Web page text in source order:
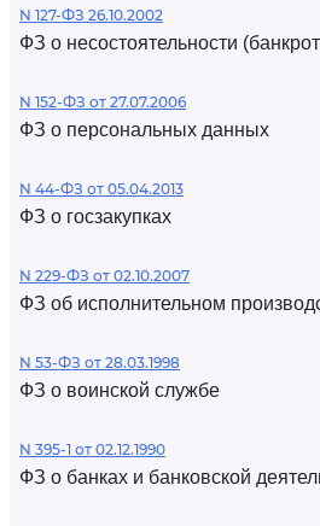
N 127-ФЗ 26.10.2002
ФЗ о несостоятельности
N 152-ФЗ от 27.07.2006
ФЗ о персональных данных
N 44-ФЗ от 05.04.2013
ФЗ о госзакупках
N 229-ФЗ от 02.10.2007
ФЗ об исполнительном
N 53-ФЗ от 28.03.1998
ФЗ о воинской службе
N 395-1 от 02.12.1990
ФЗ о банках и банковской